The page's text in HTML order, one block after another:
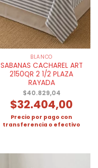
BLANCO
SABANAS CACHAREL ART
2150QR 2 1/2 PLAZA
RAYADA
$40.829,04
$32.404,00
Precio por pago con
transferencia o efectivo